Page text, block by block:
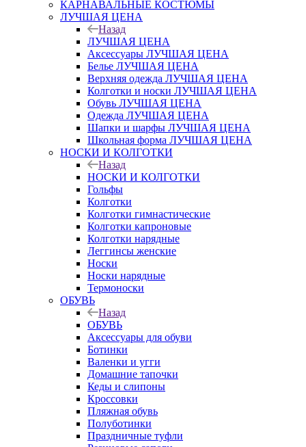
КАРНАВАЛЬНЫЕ КОСТЮМЫ
ЛУЧШАЯ ЦЕНА
Назад
ЛУЧШАЯ ЦЕНА
Аксессуары ЛУЧШАЯ ЦЕНА
Белье ЛУЧШАЯ ЦЕНА
Верхняя одежда ЛУЧШАЯ ЦЕНА
Колготки и носки ЛУЧШАЯ ЦЕНА
Обувь ЛУЧШАЯ ЦЕНА
Одежда ЛУЧШАЯ ЦЕНА
Шапки и шарфы ЛУЧШАЯ ЦЕНА
Школьная форма ЛУЧШАЯ ЦЕНА
НОСКИ И КОЛГОТКИ
Назад
НОСКИ И КОЛГОТКИ
Гольфы
Колготки
Колготки гимнастические
Колготки капроновые
Колготки нарядные
Леггинсы женские
Носки
Носки нарядные
Термоноски
ОБУВЬ
Назад
ОБУВЬ
Аксессуары для обуви
Ботинки
Валенки и угги
Домашние тапочки
Кеды и слипоны
Кроссовки
Пляжная обувь
Полуботинки
Праздничные туфли